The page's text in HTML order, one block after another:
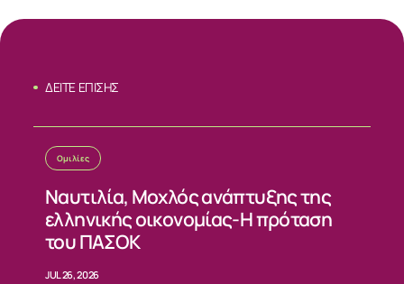
ΔΕΙΤΕ ΕΠΙΣΗΣ
Ομιλίες
Ναυτιλία, Μοχλός ανάπτυξης της
ελληνικής οικονομίας-Η πρόταση
του ΠΑΣΟΚ
JUL 26, 2026